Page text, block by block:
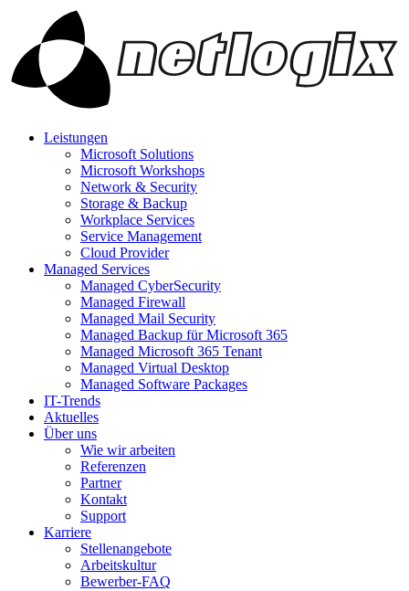
Leistungen
Microsoft Solutions
Microsoft Workshops
Network & Security
Storage & Backup
Workplace Services
Service Management
Cloud Provider
Managed Services
Managed CyberSecurity
Managed Firewall
Managed Mail Security
Managed Backup für Microsoft 365
Managed Microsoft 365 Tenant
Managed Virtual Desktop
Managed Software Packages
IT-Trends
Aktuelles
Über uns
Wie wir arbeiten
Referenzen
Partner
Kontakt
Support
Karriere
Stellenangebote
Arbeitskultur
Bewerber-FAQ